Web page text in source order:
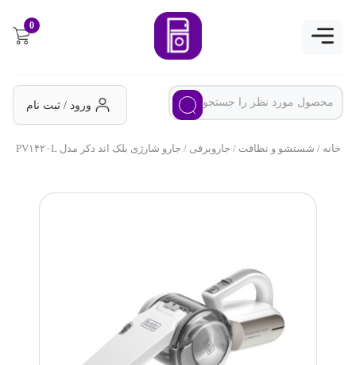
0
ورود / ثبت نام
خانه/ شستشو و نظافت/ جاروبرقی/ جارو شارژی بلک اند دکر مدل PV۱۴۲۰L